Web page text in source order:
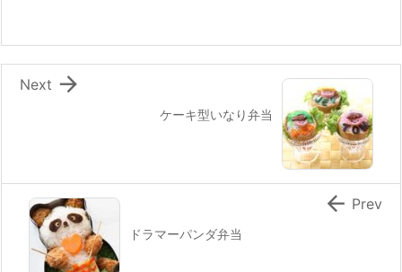
o
k
ケーキ型いなり弁当

Next
ドラマーパンダ弁当
 Prev